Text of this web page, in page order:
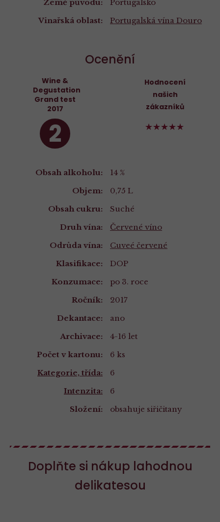
Země původu:
Portugalsko
Vinařská oblast:
Portugalská vína Douro
Ocenění
Wine &
Degustation
Grand test
2017
2
Hodnocení
našich
zákazníků
100%
Vlastnosti
Obsah alkoholu:
14 %
Objem:
0,75 L
Obsah cukru:
Suché
Druh vína:
Červené víno
Odrůda vína:
Cuveé červené
Klasifikace:
DOP
Konzumace:
po 3. roce
Ročník:
2017
Dekantace:
ano
Archivace:
4-16 let
Počet v kartonu:
6 ks
Kategorie, třída:
6
Intenzita:
6
Složení:
obsahuje siřičitany
Doplňte si nákup lahodnou
delikatesou